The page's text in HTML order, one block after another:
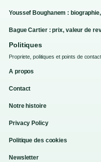
Youssef Boughanem :
Bague Cartier : prix, valeur de
Politiques
Propriete, politiques et points de
A propos
Contact
Notre histoire
Privacy Policy
Politique des cookies
Newsletter